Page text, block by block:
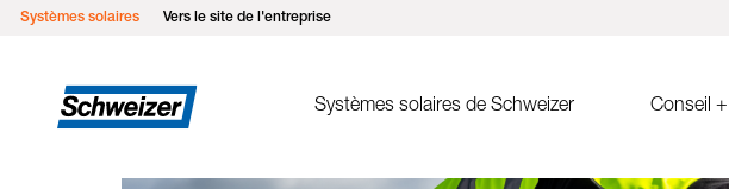
Systèmes solaires Vers le site de l'entreprise
Systèmes solaires de Schweizer Conseil